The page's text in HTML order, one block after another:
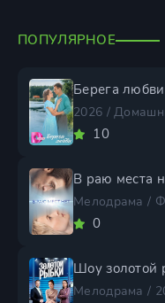
ПОПУЛЯРНОЕ
Берега любви
2026 /
10
В раю места
Мелодрама /
0
Шоу золотой
Мелодрама /